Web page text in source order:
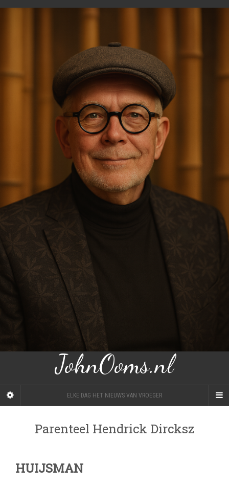
JohnOoms.nl
ELKE DAG HET NIEUWS VAN VROEGER
Parenteel Hendrick Dircksz
HUIJSMAN